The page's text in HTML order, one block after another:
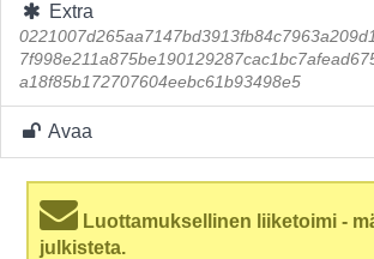
Extra
a18f85b172707604eebc61b93498e5
Avaa
Luottamuksellinen liiketoimi -
julkisteta.